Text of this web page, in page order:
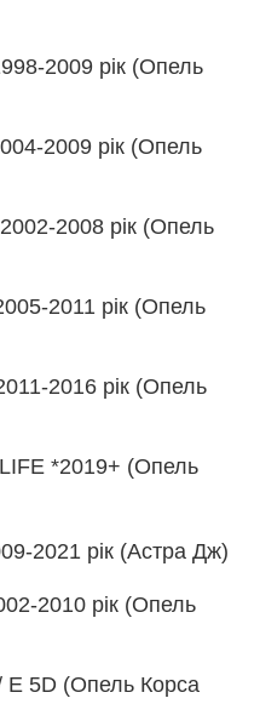
2009 рік (Опель
2009 рік (Опель
2008 рік (Опель
2011 рік (Опель
2016 рік (Опель
*2019+ (Опель
2021 рік (Астра Дж)
2010 рік (Опель
E 5D (Опель Корса